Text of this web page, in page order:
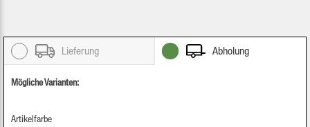
Lieferung Abholung
Mögliche Varianten:
Artikelfarbe